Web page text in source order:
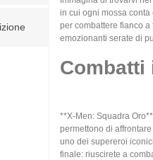
in cui ogni mossa
per combattere fianco
emozionanti serate di
Combatti
**X-Men: Squadra
permettono di
uno dei supereroi
finale: riuscirete a